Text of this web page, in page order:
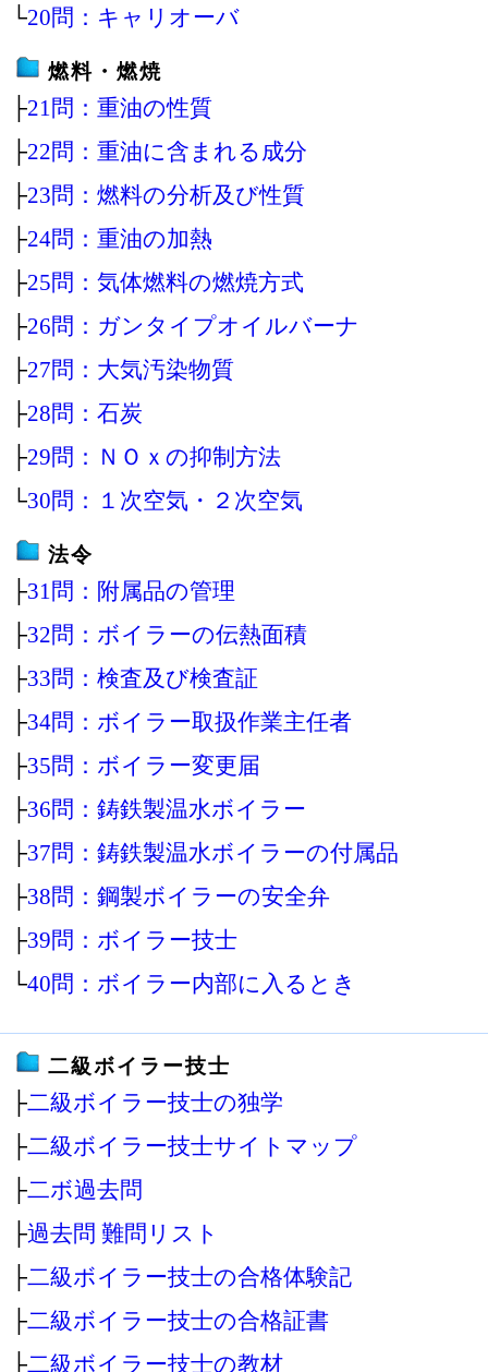
└20問：キャリオーバ
燃料・燃焼
├21問：重油の性質
├22問：重油に含まれる成分
├23問：燃料の分析及び性質
├24問：重油の加熱
├25問：気体燃料の燃焼方式
├26問：ガンタイプオイルバーナ
├27問：大気汚染物質
├28問：石炭
├29問：ＮＯｘの抑制方法
└30問：１次空気・２次空気
法令
├31問：附属品の管理
├32問：ボイラーの伝熱面積
├33問：検査及び検査証
├34問：ボイラー取扱作業主任者
├35問：ボイラー変更届
├36問：鋳鉄製温水ボイラー
├37問：鋳鉄製温水ボイラーの付属品
├38問：鋼製ボイラーの安全弁
├39問：ボイラー技士
└40問：ボイラー内部に入るとき
二級ボイラー技士
├二級ボイラー技士の独学
├二級ボイラー技士サイトマップ
├二ボ過去問
├過去問 難問リスト
├二級ボイラー技士の合格体験記
├二級ボイラー技士の合格証書
├二級ボイラー技士の教材